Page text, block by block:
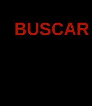
BUSCAR